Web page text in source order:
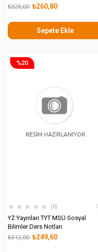
₺260,80
₺326,00
Sepete Ekle
★ ★ ★ ★ ★ 0
YZ Yayınları TYT MSÜ Sosyal
Bilimler Ders Notları
₺249,60
₺312,00
%20